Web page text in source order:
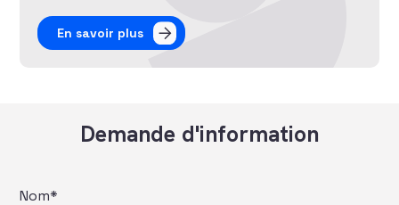
En savoir plus
Demande d'information
Nom*